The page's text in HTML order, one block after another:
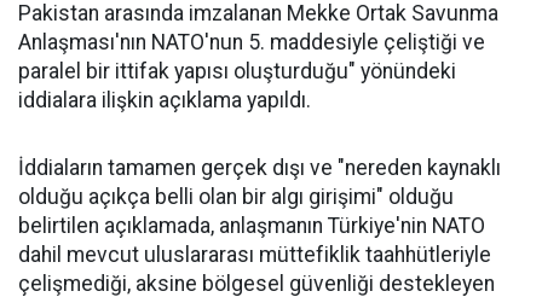
Pakistan arasında imzalanan Mekke Ortak Savunma
Anlaşması'nın NATO'nun 5. maddesiyle çeliştiği ve
paralel bir ittifak yapısı oluşturduğu" yönündeki
iddialara ilişkin açıklama yapıldı.
İddiaların tamamen gerçek dışı ve "nereden kaynaklı
olduğu açıkça belli olan bir algı girişimi" olduğu
belirtilen açıklamada, anlaşmanın Türkiye'nin NATO
dahil mevcut uluslararası müttefiklik taahhütleriyle
çelişmediği, aksine bölgesel güvenliği destekleyen